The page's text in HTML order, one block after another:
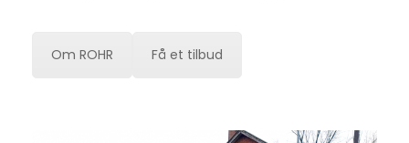
Om ROHR Få et tilbud